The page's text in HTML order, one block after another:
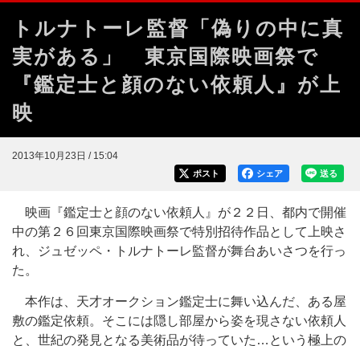
トルナトーレ監督「偽りの中に真
実がある」 東京国際映画祭で
『鑑定士と顔のない依頼人』が上
映
2013年10月23日 / 15:04
送る
シェア
ポスト
映画『鑑定士と顔のない依頼人』が２２日、都内で開催
中の第２６回東京国際映画祭で特別招待作品として上映さ
れ、ジュゼッペ・トルナトーレ監督が舞台あいさつを行っ
た。
本作は、天才オークション鑑定士に舞い込んだ、ある屋
敷の鑑定依頼。そこには隠し部屋から姿を現さない依頼人
と、世紀の発見となる美術品が待っていた…という極上の